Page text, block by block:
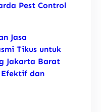
Pest Control
Jasa
Tikus untuk
Jakarta Barat
Efektif dan